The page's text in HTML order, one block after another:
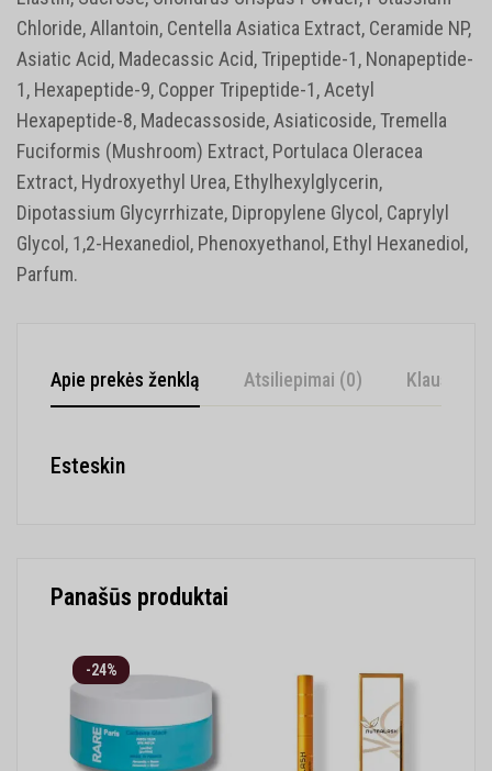
Chloride, Allantoin, Centella Asiatica Extract, Ceramide NP,
Asiatic Acid, Madecassic Acid, Tripeptide-1, Nonapeptide-
1, Hexapeptide-9, Copper Tripeptide-1, Acetyl
Hexapeptide-8, Madecassoside, Asiaticoside, Tremella
Fuciformis (Mushroom) Extract, Portulaca Oleracea
Extract, Hydroxyethyl Urea, Ethylhexylglycerin,
Dipotassium Glycyrrhizate, Dipropylene Glycol, Caprylyl
Glycol, 1,2-Hexanediol, Phenoxyethanol, Ethyl Hexanediol,
Parfum.
Apie prekės ženklą Atsiliepimai (0) Klausimai
Esteskin
Panašūs produktai
-24%